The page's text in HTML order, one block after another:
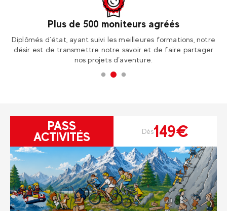
Plus de 500 moniteurs agréés
Diplômés d’état, ayant suivi les meilleures formations, notre
désir est de transmettre notre savoir et de faire partager
nos projets d’aventure.
PASS
ACTIVITÉS
Dès149€